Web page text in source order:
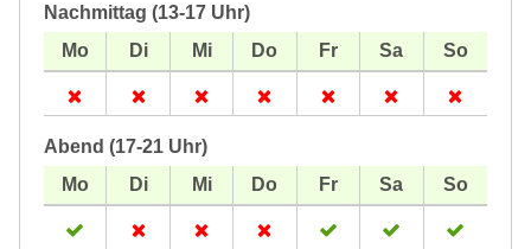
Nachmittag (13-17 Uhr)
Abend (17-21 Uhr)